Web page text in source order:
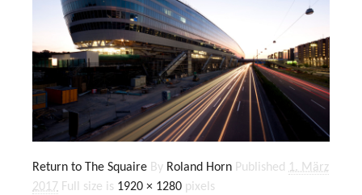
Return to The Squaire By Roland Horn Published 1. März
2017 Full size is 1920 × 1280 pixels